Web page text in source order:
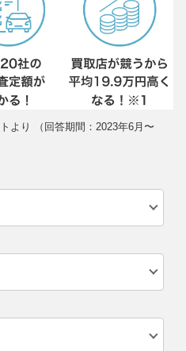
より （回答期間：2023年6月〜